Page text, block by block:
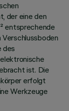
der eine den
entsprechende
des
ist. Die
erfolgt
Werkzeuge